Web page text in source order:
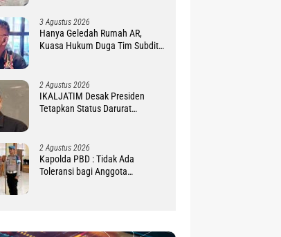
3 Agustus 2026
Hanya Geledah Rumah AR,
Kuasa Hukum Duga Tim Subdit
2 Agustus 2026
IKALJATIM Desak Presiden
Tetapkan Status Darurat
2 Agustus 2026
Kapolda PBD : Tidak Ada
Toleransi bagi Anggota